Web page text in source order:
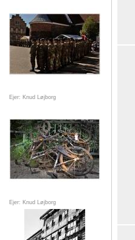
Ejer: Knud Løjborg
Ejer: Knud Løjborg